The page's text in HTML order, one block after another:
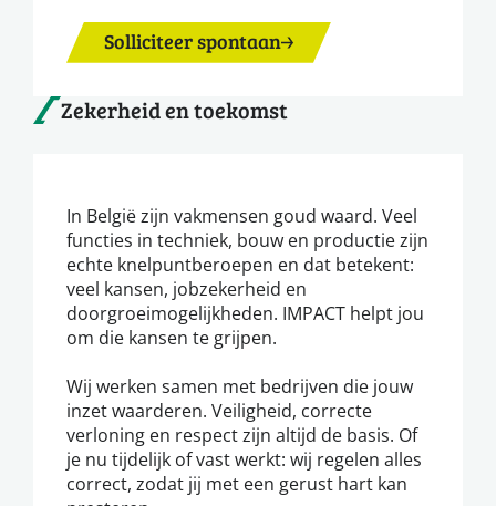
Solliciteer spontaan
Zekerheid en toekomst
In België zijn vakmensen goud waard. Veel
functies in techniek, bouw en productie zijn
echte knelpuntberoepen en dat betekent:
veel kansen, jobzekerheid en
doorgroeimogelijkheden. IMPACT helpt jou
om die kansen te grijpen.
Wij werken samen met bedrijven die jouw
inzet waarderen. Veiligheid, correcte
verloning en respect zijn altijd de basis. Of
je nu tijdelijk of vast werkt: wij regelen alles
correct, zodat jij met een gerust hart kan